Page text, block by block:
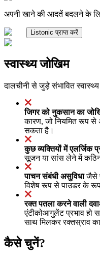
अपनी खाने की आदतें बदलने के
Listonic प्राप्त करें
स्वास्थ्य जोखिम
दालचीनी से जुड़े संभावित
जिगर को नुकसान का
कारण, जो नियमित रूप से
सकता है।
कुछ व्यक्तियों में एलर्जिक
सूजन या सांस लेने में
पाचन संबंधी असुविधाजैसे
विशेष रूप से पाउडर के
रक्त पतला करने वाली
एंटीकोआगुलेंट प्रभाव हो
साथ मिलकर रक्तस्राव
कैसे चुनें?